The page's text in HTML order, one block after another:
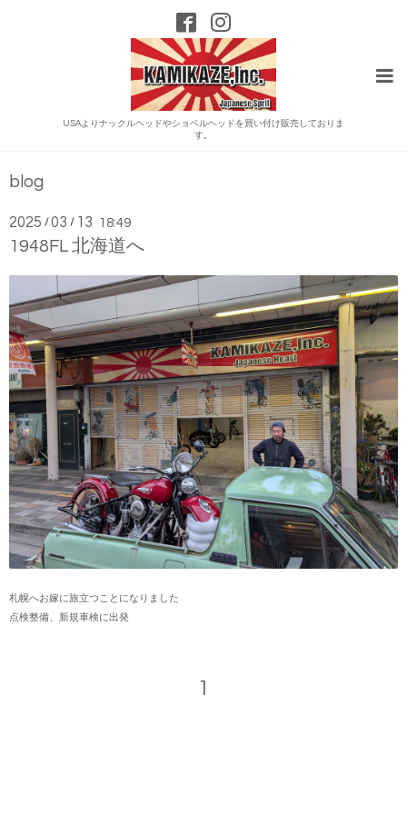
USAよりナックルヘッドやショベルヘッドを買い付け販売しておりま
す。
blog
2025 /03 / 13 18:49
1948FL 北海道へ
札幌へお嫁に旅立つことになりました
点検整備、新規車検に出発
1